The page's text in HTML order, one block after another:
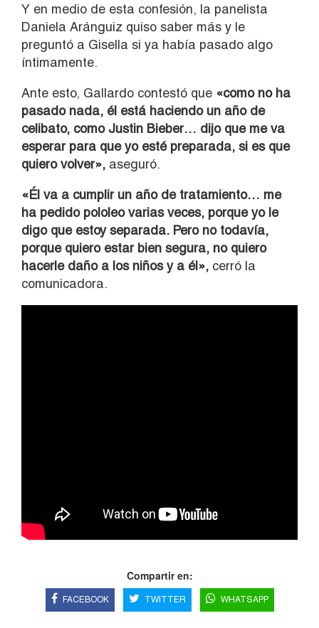
Y en medio de esta confesión, la panelista
Daniela Aránguiz quiso saber más y le
preguntó a Gisella si ya había pasado algo
íntimamente.
Ante esto, Gallardo contestó que «como no ha
pasado nada, él está haciendo un año de
celibato, como Justin Bieber… dijo que me va
esperar para que yo esté preparada, si es que
quiero volver», aseguró.
«Él va a cumplir un año de tratamiento… me
ha pedido pololeo varias veces, porque yo le
digo que estoy separada. Pero no todavía,
porque quiero estar bien segura, no quiero
hacerle daño a los niños y a él», cerró la
comunicadora.
Compartir en:
FACEBOOK TWITTER WHATSAPP